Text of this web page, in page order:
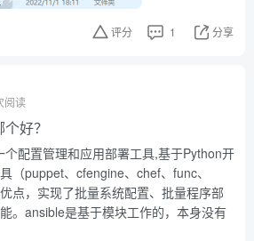
评分 1 分享
阅读
好？
配置管理和应用部署工具,基于Python开
（puppet、cfengine、chef、func、
点，实现了批量系统配置、批量程序部
。ansible是基于模块工作的，本身没有